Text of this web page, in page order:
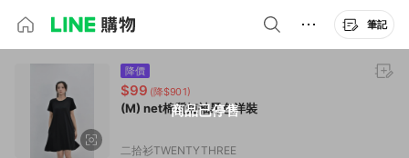
筆記
商品已停售
降價
$99 (降$901)
(M) net棉質短袖黑色洋裝
二拾衫TWENTYTHREE